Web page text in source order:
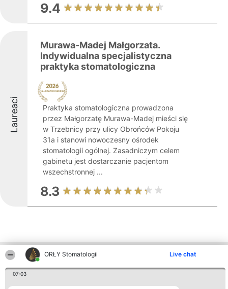
ORŁY Stomatologii Live chat
07:03
9.4
Laureaci
Murawa-Madej Małgorzata.
Indywidualna specjalistyczna
praktyka stomatologiczna
Praktyka stomatologiczna prowadzona
przez Małgorzatę Murawa-Madej mieści się
w Trzebnicy przy ulicy Obrońców Pokoju
31a i stanowi nowoczesny ośrodek
stomatologii ogólnej. Zasadniczym celem
gabinetu jest dostarczanie pacjentom
wszechstronnej ...
8.3
Inne firmy z województwa